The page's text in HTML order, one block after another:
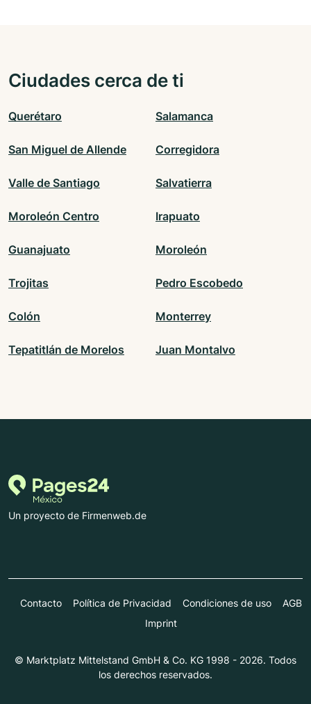
Ciudades cerca de ti
Querétaro Salamanca
San Miguel de Allende Corregidora
Valle de Santiago Salvatierra
Moroleón Centro Irapuato
Guanajuato Moroleón
Trojitas Pedro Escobedo
Colón Monterrey
Tepatitlán de Morelos Juan Montalvo
Un proyecto de Firmenweb.de
Contacto Política de Privacidad Condiciones de uso
AGB
Imprint
© Marktplatz Mittelstand GmbH & Co. KG 1998 - 2026. Todos
los derechos reservados.